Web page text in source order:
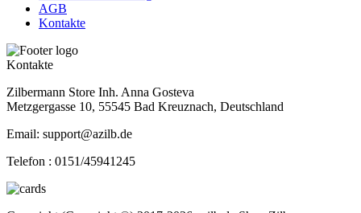
AGB
Kontakte
Kontakte
Zilbermann Store Inh. Anna Gosteva
Metzgergasse 10, 55545 Bad Kreuznach, Deutschland
Email: support@azilb.de
Telefon : 0151/45941245